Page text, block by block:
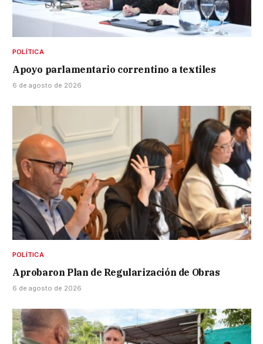
POLÍTICA
Apoyo parlamentario correntino a textiles
6 de agosto de 2026
POLÍTICA
Aprobaron Plan de Regularización de Obras
6 de agosto de 2026